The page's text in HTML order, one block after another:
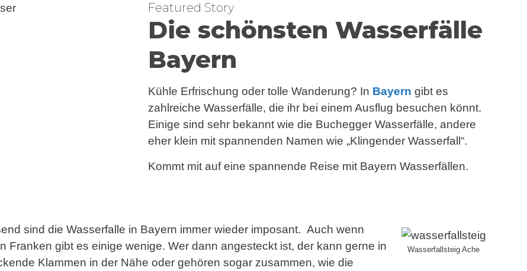
Featured Story
Die schönsten Wasserfälle
Bayern
Kühle Erfrischung oder tolle Wanderung? In Bayern gibt es
zahlreiche Wasserfälle, die ihr bei einem Ausflug besuchen könnt.
Einige sind sehr bekannt wie die Buchegger Wasserfälle, andere
eher klein mit spannenden Namen wie „Klingender Wasserfall“.
Kommt mit auf eine spannende Reise mit Bayern Wasserfällen.
Wasserfallsteig Ache
sind die Wasserfalle in Bayern immer wieder imposant. Auch wenn
Franken gibt es einige wenige. Wer dann angesteckt ist, der kann gerne in
Klammen in der Nähe oder gehören sogar zusammen, wie die